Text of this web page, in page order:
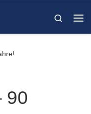
Search
90